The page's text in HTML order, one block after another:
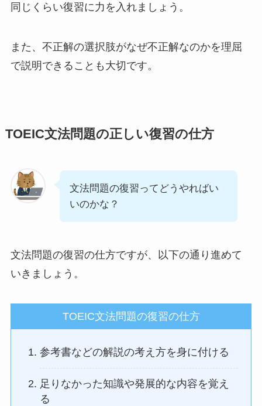
同じくらい復習に力を入れましょう。
また、不正解の選択肢がなぜ不正解なのかを理屈
で説明できることも大切です。
TOEIC文法問題の正しい復習の仕方
文法問題の復習ってどうやればい
いのかな？
文法問題の復習の仕方ですが、以下の通り進めて
いきましょう。
TOEIC文法問題の復習の仕方
参考書などの解説の考え方を身に付ける
足りなかった知識や発展的な内容を覚え
る